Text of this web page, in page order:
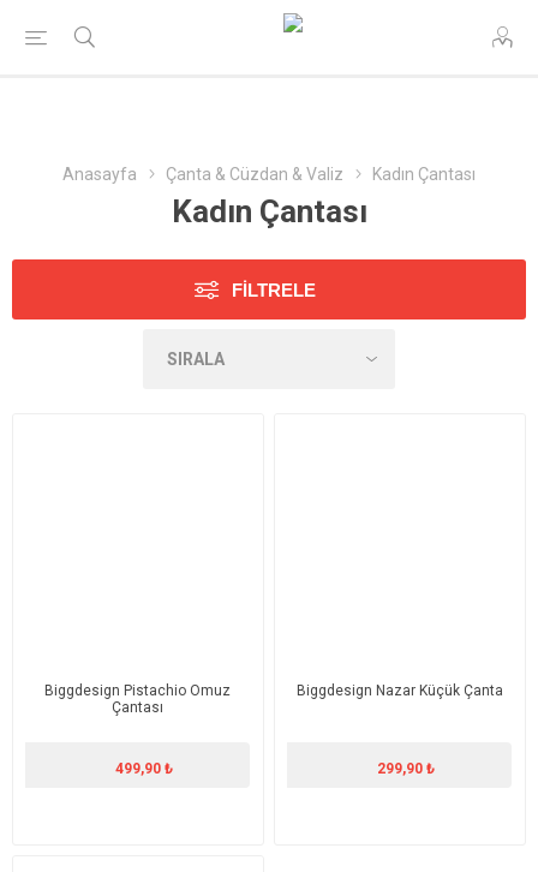
Anasayfa Çanta & Cüzdan & Valiz Kadın Çantası
Kadın Çantası
FILTRELE
Biggdesign Pistachio Omuz
Çantası
499,90 ₺
Biggdesign Nazar Küçük Çanta
299,90 ₺